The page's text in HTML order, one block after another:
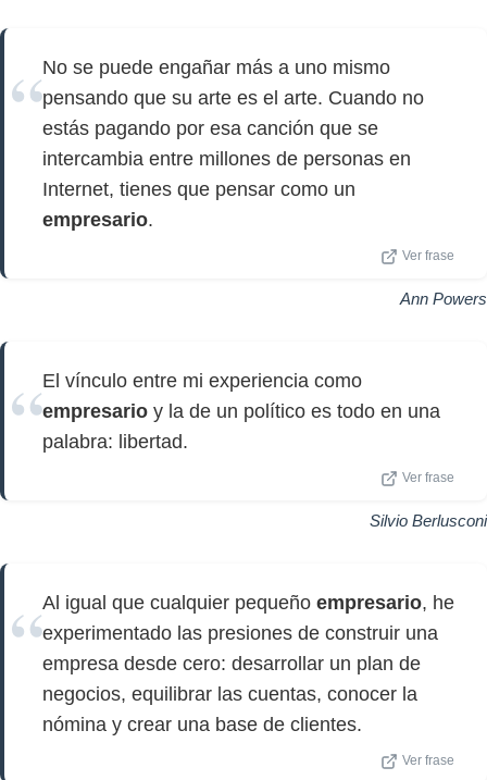
No se puede engañar más a uno mismo
pensando que su arte es el arte. Cuando no
estás pagando por esa canción que se
intercambia entre millones de personas en
Internet, tienes que pensar como un
empresario.
Ver frase
Ann Powers
El vínculo entre mi experiencia como
empresario y la de un político es todo en una
palabra: libertad.
Ver frase
Silvio Berlusconi
Al igual que cualquier pequeño empresario, he
experimentado las presiones de construir una
empresa desde cero: desarrollar un plan de
negocios, equilibrar las cuentas, conocer la
nómina y crear una base de clientes.
Ver frase